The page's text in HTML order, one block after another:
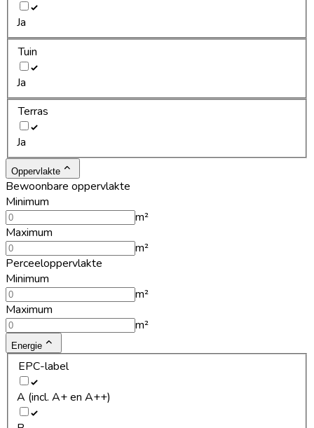
Ja
Tuin
Ja
Terras
Ja
Oppervlakte
Bewoonbare oppervlakte
Minimum
m²
Maximum
m²
Perceeloppervlakte
Minimum
m²
Maximum
m²
Energie
EPC-label
A (incl. A+ en A++)